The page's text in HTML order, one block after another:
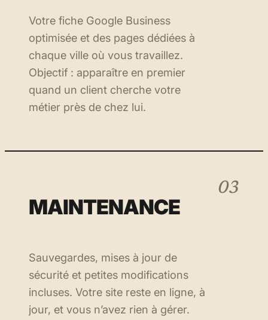
Votre fiche Google Business
optimisée et des pages dédiées à
chaque ville où vous travaillez.
Objectif : apparaître en premier
quand un client cherche votre
métier près de chez lui.
MAINTENANCE
03
Sauvegardes, mises à jour de
sécurité et petites modifications
incluses. Votre site reste en ligne, à
jour, et vous n’avez rien à gérer.